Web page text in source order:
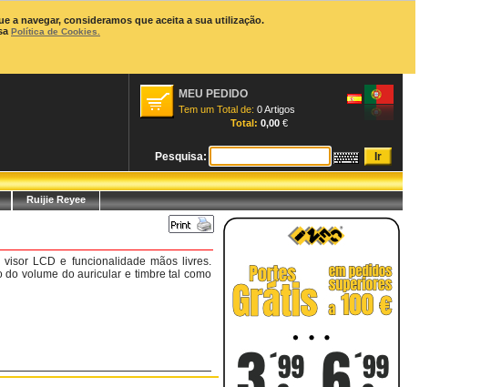
a navegar, consideramos que aceita a sua utilização.
Política de Cookies.
MEU PEDIDO
Tem um Total de: 0 Artigos
Total: 0,00 €
Pesquisa:
Ruijie Reyee
LCD e funcionalidade mãos livres.
do volume do auricular e timbre tal como